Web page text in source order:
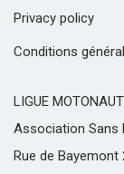
Privacy policy
Conditions
LIGUE
Association Sans
Rue de